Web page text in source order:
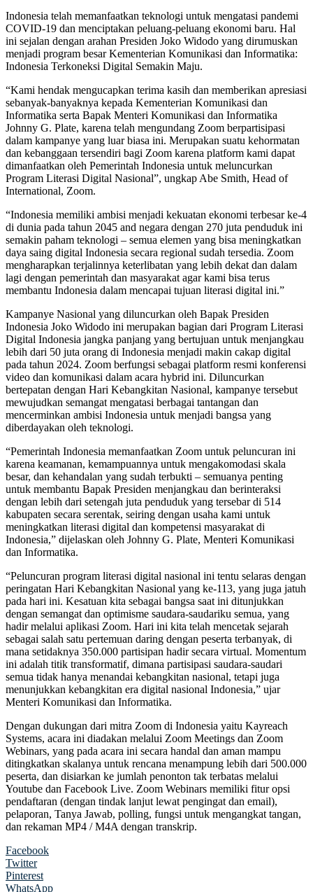
Indonesia telah memanfaatkan teknologi untuk mengatasi pandemi
COVID-19 dan menciptakan peluang-peluang ekonomi baru. Hal
ini sejalan dengan arahan Presiden Joko Widodo yang dirumuskan
menjadi program besar Kementerian Komunikasi dan Informatika:
Indonesia Terkoneksi Digital Semakin Maju.
“Kami hendak mengucapkan terima kasih dan memberikan apresiasi
sebanyak-banyaknya kepada Kementerian Komunikasi dan
Informatika serta Bapak Menteri Komunikasi dan Informatika
Johnny G. Plate, karena telah mengundang Zoom berpartisipasi
dalam kampanye yang luar biasa ini. Merupakan suatu kehormatan
dan kebanggaan tersendiri bagi Zoom karena platform kami dapat
dimanfaatkan oleh Pemerintah Indonesia untuk meluncurkan
Program Literasi Digital Nasional”, ungkap Abe Smith, Head of
International, Zoom.
“Indonesia memiliki ambisi menjadi kekuatan ekonomi terbesar ke-4
di dunia pada tahun 2045 and negara dengan 270 juta penduduk ini
semakin paham teknologi – semua elemen yang bisa meningkatkan
daya saing digital Indonesia secara regional sudah tersedia. Zoom
mengharapkan terjalinnya keterlibatan yang lebih dekat dan dalam
lagi dengan pemerintah dan masyarakat agar kami bisa terus
membantu Indonesia dalam mencapai tujuan literasi digital ini.”
Kampanye Nasional yang diluncurkan oleh Bapak Presiden
Indonesia Joko Widodo ini merupakan bagian dari Program Literasi
Digital Indonesia jangka panjang yang bertujuan untuk menjangkau
lebih dari 50 juta orang di Indonesia menjadi makin cakap digital
pada tahun 2024. Zoom berfungsi sebagai platform resmi konferensi
video dan komunikasi dalam acara hybrid ini. Diluncurkan
bertepatan dengan Hari Kebangkitan Nasional, kampanye tersebut
mewujudkan semangat mengatasi berbagai tantangan dan
mencerminkan ambisi Indonesia untuk menjadi bangsa yang
diberdayakan oleh teknologi.
“Pemerintah Indonesia memanfaatkan Zoom untuk peluncuran ini
karena keamanan, kemampuannya untuk mengakomodasi skala
besar, dan kehandalan yang sudah terbukti – semuanya penting
untuk membantu Bapak Presiden menjangkau dan berinteraksi
dengan lebih dari setengah juta penduduk yang tersebar di 514
kabupaten secara serentak, seiring dengan usaha kami untuk
meningkatkan literasi digital dan kompetensi masyarakat di
Indonesia,” dijelaskan oleh Johnny G. Plate, Menteri Komunikasi
dan Informatika.
“Peluncuran program literasi digital nasional ini tentu selaras dengan
peringatan Hari Kebangkitan Nasional yang ke-113, yang juga jatuh
pada hari ini. Kesatuan kita sebagai bangsa saat ini ditunjukkan
dengan semangat dan optimisme saudara-saudariku semua, yang
hadir melalui aplikasi Zoom. Hari ini kita telah mencetak sejarah
sebagai salah satu pertemuan daring dengan peserta terbanyak, di
mana setidaknya 350.000 partisipan hadir secara virtual. Momentum
ini adalah titik transformatif, dimana partisipasi saudara-saudari
semua tidak hanya menandai kebangkitan nasional, tetapi juga
menunjukkan kebangkitan era digital nasional Indonesia,” ujar
Menteri Komunikasi dan Informatika.
Dengan dukungan dari mitra Zoom di Indonesia yaitu Kayreach
Systems, acara ini diadakan melalui Zoom Meetings dan Zoom
Webinars, yang pada acara ini secara handal dan aman mampu
ditingkatkan skalanya untuk rencana menampung lebih dari 500.000
peserta, dan disiarkan ke jumlah penonton tak terbatas melalui
Youtube dan Facebook Live. Zoom Webinars memiliki fitur opsi
pendaftaran (dengan tindak lanjut lewat pengingat dan email),
pelaporan, Tanya Jawab, polling, fungsi untuk mengangkat tangan,
dan rekaman MP4 / M4A dengan transkrip.
Facebook
Twitter
Pinterest
WhatsApp